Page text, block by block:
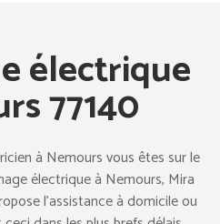
électrique
77140
à Nemours vous êtes sur le
électrique à Nemours, Mira
l’assistance à domicile ou